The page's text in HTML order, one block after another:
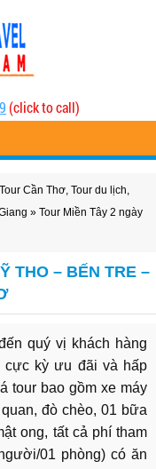
(click to call)
Tour Cần Thơ, Tour du lịch,
» Tour Miền Tây 2 ngày
THO – BẾN TRE –
quý vị khách hàng
cực kỳ ưu đãi và hấp
tour bao gồm xe máy
đò chèo, 01 bữa
ong, tất cả phí tham
01 phòng) có ăn